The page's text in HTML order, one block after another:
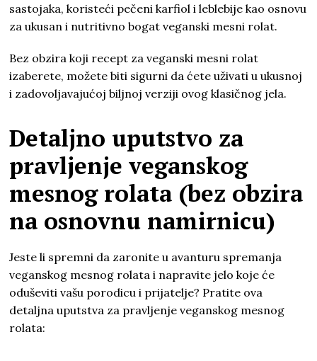
sastojaka, koristeći pečeni karfiol i leblebije kao osnovu
za ukusan i nutritivno bogat veganski mesni rolat.
Bez obzira koji recept za veganski mesni rolat
izaberete, možete biti sigurni da ćete uživati u ukusnoj
i zadovoljavajućoj biljnoj verziji ovog klasičnog jela.
Detaljno uputstvo za
pravljenje veganskog
mesnog rolata (bez obzira
na osnovnu namirnicu)
Jeste li spremni da zaronite u avanturu spremanja
veganskog mesnog rolata i napravite jelo koje će
oduševiti vašu porodicu i prijatelje? Pratite ova
detaljna uputstva za pravljenje veganskog mesnog
rolata: